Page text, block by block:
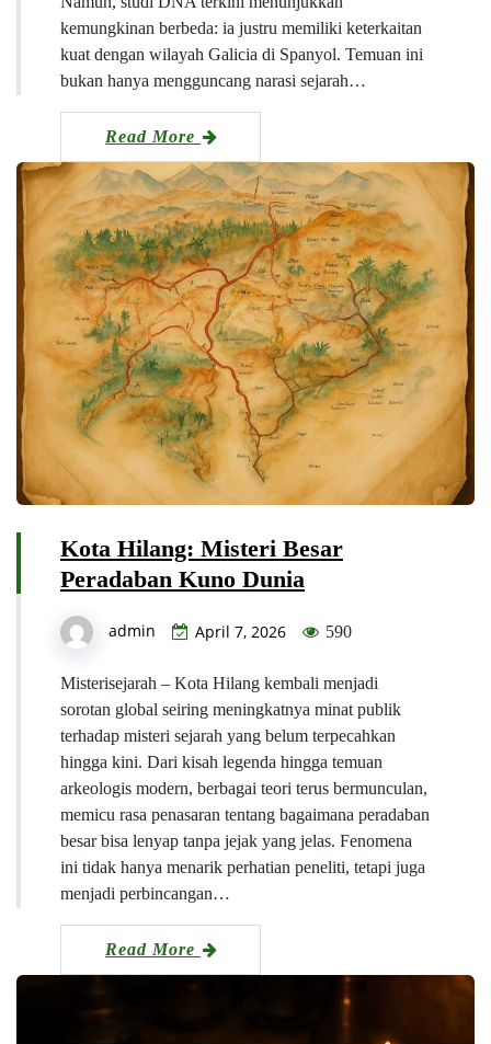
kemungkinan berbeda: ia justru memiliki keterkaitan
kuat dengan wilayah Galicia di Spanyol. Temuan ini
bukan hanya mengguncang narasi sejarah…
Read More
Kota Hilang: Misteri Besar
Peradaban Kuno Dunia
admin April 7, 2026 590
Misterisejarah – Kota Hilang kembali menjadi
sorotan global seiring meningkatnya minat publik
terhadap misteri sejarah yang belum terpecahkan
hingga kini. Dari kisah legenda hingga temuan
arkeologis modern, berbagai teori terus bermunculan,
memicu rasa penasaran tentang bagaimana peradaban
besar bisa lenyap tanpa jejak yang jelas. Fenomena
ini tidak hanya menarik perhatian peneliti, tetapi juga
menjadi perbincangan…
Read More